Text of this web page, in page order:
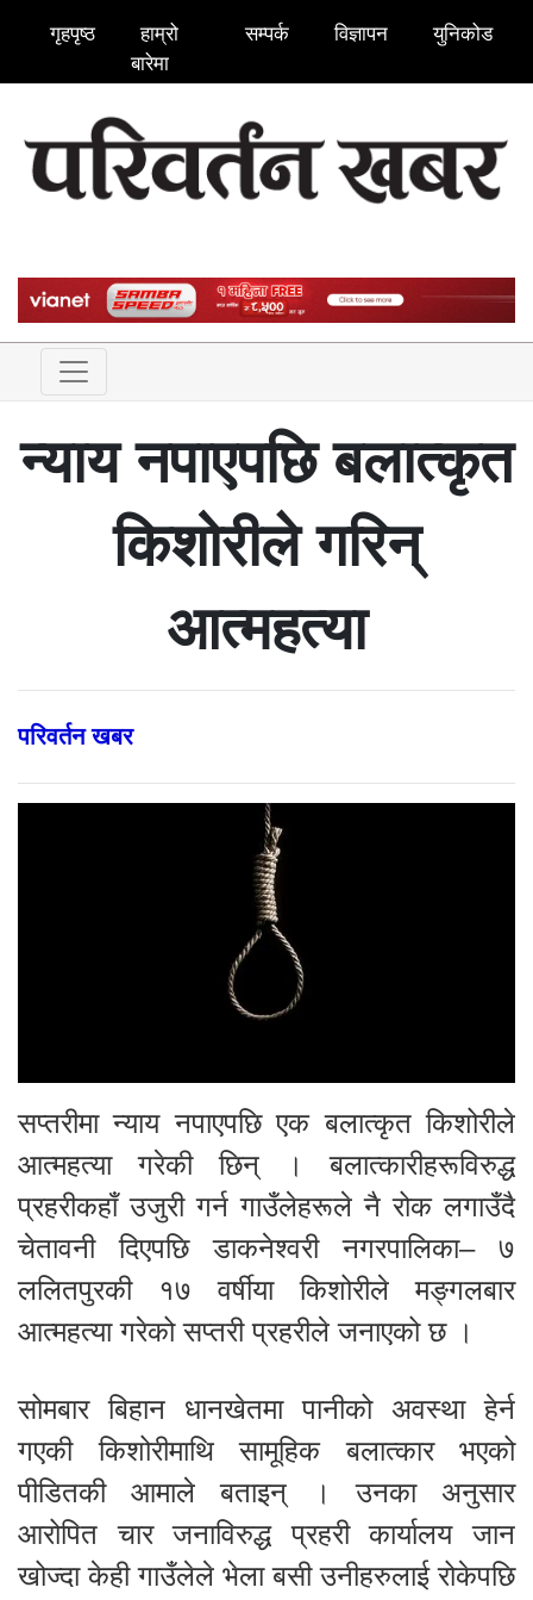
गृहपृष्ठ
हाम्रो
बारेमा
सम्पर्क विज्ञापन युनिकोड
न्याय नपाएपछि बलात्कृत
किशोरीले गरिन्
आत्महत्या
परिवर्तन खबर
सप्तरीमा न्याय नपाएपछि एक बलात्कृत किशोरीले
आत्महत्या गरेकी छिन् । बलात्कारीहरूविरुद्ध
प्रहरीकहाँ उजुरी गर्न गाउँलेहरूले नै रोक लगाउँदै
चेतावनी दिएपछि डाकनेश्वरी नगरपालिका– ७
ललितपुरकी १७ वर्षीया किशोरीले मङ्गलबार
आत्महत्या गरेको सप्तरी प्रहरीले जनाएको छ ।
सोमबार बिहान धानखेतमा पानीको अवस्था हेर्न
गएकी किशोरीमाथि सामूहिक बलात्कार भएको
पीडितकी आमाले बताइन् । उनका अनुसार
आरोपित चार जनाविरुद्ध प्रहरी कार्यालय जान
खोज्दा केही गाउँलेले भेला बसी उनीहरुलाई रोकेपछि